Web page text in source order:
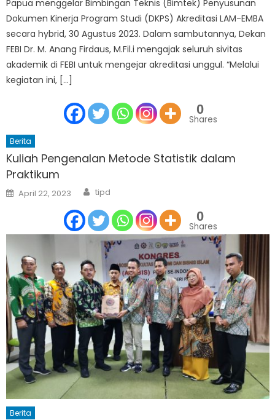
Papua menggelar Bimbingan Teknis (Bimtek) Penyusunan
Dokumen Kinerja Program Studi (DKPS) Akreditasi LAM-EMBA
secara hybrid, 30 Agustus 2023. Dalam sambutannya, Dekan
FEBI Dr. M. Anang Firdaus, M.Fil.i mengajak seluruh sivitas
akademik di FEBI untuk mengejar akreditasi unggul. “Melalui
kegiatan ini, […]
0
Shares
Berita
Kuliah Pengenalan Metode Statistik dalam
Praktikum
Posted
on
April 22, 2023 Author
tipd
0
Shares
Berita